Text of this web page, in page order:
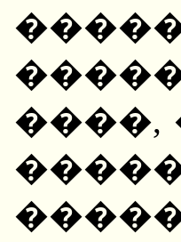
����,